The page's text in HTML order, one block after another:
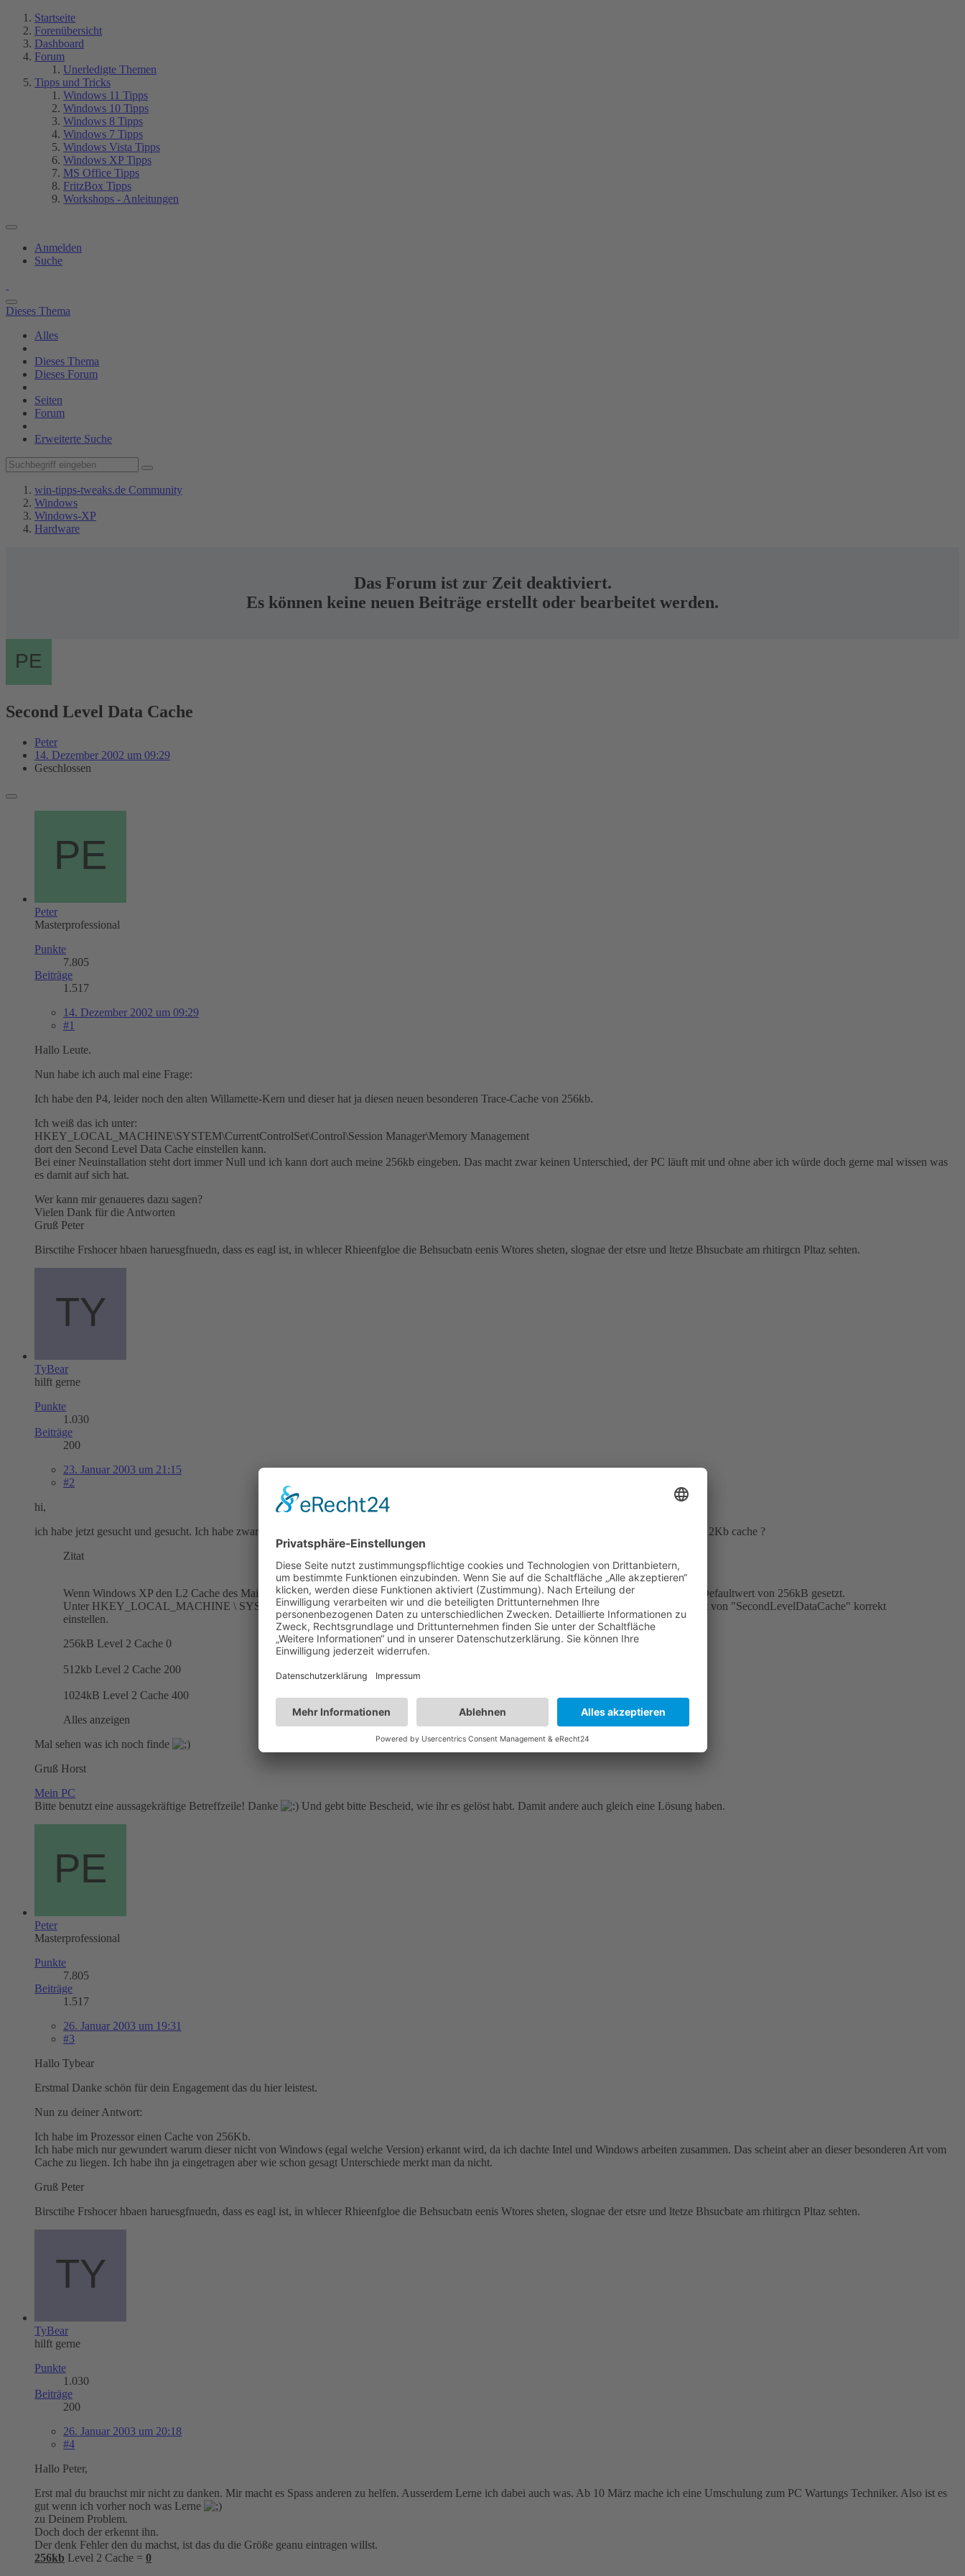
Startseite
Forenübersicht
Dashboard
Forum
Unerledigte Themen
Tipps und Tricks
Windows 11 Tipps
Windows 10 Tipps
Windows 8 Tipps
Windows 7 Tipps
Windows Vista Tipps
Windows XP Tipps
MS Office Tipps
FritzBox Tipps
Workshops - Anleitungen
Anmelden
Suche
Dieses Thema
Alles
Dieses Thema
Dieses Forum
Seiten
Forum
Erweiterte Suche
win-tipps-tweaks.de Community
Windows
Windows-XP
Hardware
Das Forum ist zur Zeit deaktiviert.
Es können keine neuen Beiträge erstellt oder bearbeitet werden.
Second Level Data Cache
Peter
14. Dezember 2002 um 09:29
Geschlossen
Peter
Masterprofessional
Punkte
7.805
Beiträge
1.517
14. Dezember 2002 um 09:29
#1
Hallo Leute.
Nun habe ich auch mal eine Frage:
Ich habe den P4, leider noch den alten Willamette-Kern und dieser hat ja diesen neuen besonderen Trace-Cache von 256kb.
Ich weiß das ich unter:
HKEY_LOCAL_MACHINE\SYSTEM\CurrentControlSet\Control\Session Manager\Memory Management
dort den Second Level Data Cache einstellen kann.
Bei einer Neuinstallation steht dort immer Null und ich kann dort auch meine 256kb eingeben. Das macht zwar keinen Unterschied, der PC läuft mit und ohne aber ich würde doch gerne mal wissen was
es damit auf sich hat.
Wer kann mir genaueres dazu sagen?
Vielen Dank für die Antworten
Gruß Peter
Birsctihe Frshocer hbaen haruesgfnuedn, dass es eagl ist, in whlecer Rhieenfgloe die Behsucbatn eenis Wtores sheten, slognae der etsre und ltetze Bhsucbate am rhitirgcn Pltaz sehten.
TyBear
hilft gerne
Punkte
1.030
Beiträge
200
23. Januar 2003 um 21:15
#2
hi,
ich habe jetzt gesucht und gesucht. Ich habe zwar ien bissi was dazu gefunden. Aber deine eintragung von 256 scheint falsch zu sein. oder hast du 512Kb cache ?
Zitat
Wenn Windows XP den L2 Cache des Mainbords (bei Sockel 7) oder des Prozessors (PII, PIII, Athlon, K6-II) nicht richtig erkennt, wird ein Defaultwert von 256kB gesetzt.
Unter HKEY_LOCAL_MACHINE \ SYSTEM \ CurrentControlSet \ Control \ Session Manager \ Memory Management sollte man den Wert von "SecondLevelDataCache" korrekt
einstellen.
256kB Level 2 Cache 0
512kb Level 2 Cache 200
1024kB Level 2 Cache 400
Alles anzeigen
Mal sehen was ich noch finde
Gruß Horst
Mein PC
Bitte benutzt eine aussagekräftige Betreffzeile! Danke
Und gebt bitte Bescheid, wie ihr es gelöst habt. Damit andere auch gleich eine Lösung haben.
Peter
Masterprofessional
Punkte
7.805
Beiträge
1.517
26. Januar 2003 um 19:31
#3
Hallo Tybear
Erstmal Danke schön für dein Engagement das du hier leistest.
Nun zu deiner Antwort:
Ich habe im Prozessor einen Cache von 256Kb.
Ich habe mich nur gewundert warum dieser nicht von Windows (egal welche Version) erkannt wird, da ich dachte Intel und Windows arbeiten zusammen. Das scheint aber an dieser besonderen Art vom
Cache zu liegen. Ich habe ihn ja eingetragen aber wie schon gesagt Unterschiede merkt man da nicht.
Gruß Peter
Birsctihe Frshocer hbaen haruesgfnuedn, dass es eagl ist, in whlecer Rhieenfgloe die Behsucbatn eenis Wtores sheten, slognae der etsre und ltetze Bhsucbate am rhitirgcn Pltaz sehten.
TyBear
hilft gerne
Punkte
1.030
Beiträge
200
26. Januar 2003 um 20:18
#4
Hallo Peter,
Erst mal du brauchst mir nicht zu danken. Mir macht es Spass anderen zu helfen. Ausserdem Lerne ich dabei auch was. Ab 10 März mache ich eine Umschulung zum PC Wartungs Techniker. Also ist es
gut wenn ich vorher noch was Lerne
zu Deinem Problem.
Doch doch der erkennt ihn.
Der denk Fehler den du machst, ist das du die Größe geanu eintragen willst.
256kb Level 2 Cache = 0